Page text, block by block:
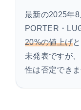
最新の2025年8
PORTER・
20%の値上げ
未発表ですが
性は否定できま